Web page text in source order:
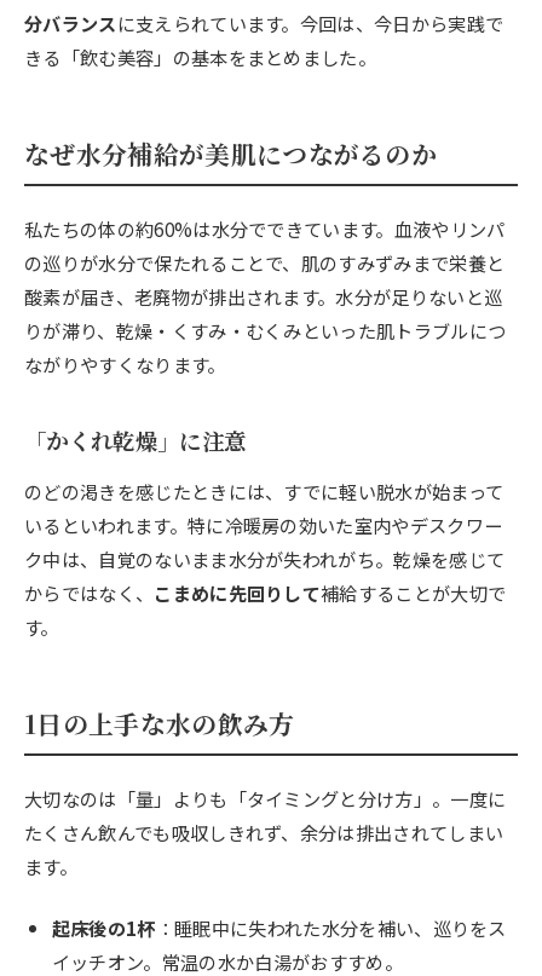
分バランスに支えられています。今回は、今日から実践で
きる「飲む美容」の基本をまとめました。
なぜ水分補給が美肌につながるのか
私たちの体の約60%は水分でできています。血液やリンパ
の巡りが水分で保たれることで、肌のすみずみまで栄養と
酸素が届き、老廃物が排出されます。水分が足りないと巡
りが滞り、乾燥・くすみ・むくみといった肌トラブルにつ
ながりやすくなります。
「かくれ乾燥」に注意
のどの渇きを感じたときには、すでに軽い脱水が始まって
いるといわれます。特に冷暖房の効いた室内やデスクワー
ク中は、自覚のないまま水分が失われがち。乾燥を感じて
からではなく、 こまめに先回りして補給することが大切で
す。
1日の上手な水の飲み方
大切なのは「量」よりも「タイミングと分け方」。一度に
たくさん飲んでも吸収しきれず、余分は排出されてしまい
ます。
起床後の1杯 ：睡眠中に失われた水分を補い、巡りをス
イッチオン。常温の水か白湯がおすすめ。